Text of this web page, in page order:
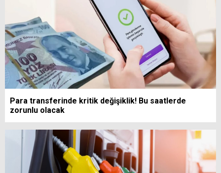
Para transferinde kritik değişiklik! Bu saatlerde
zorunlu olacak